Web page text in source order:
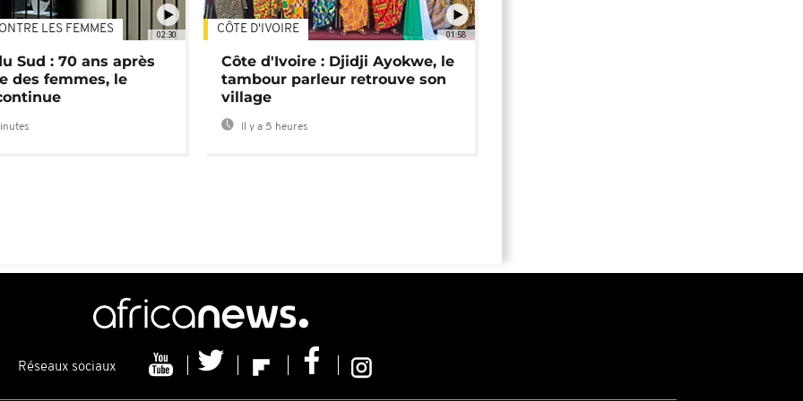
02:30
LES FEMMES
Sud : 70 ans après
des femmes, le
01:58
CÔTE D'IVOIRE
Côte d'Ivoire : Djidji Ayokwe, le
tambour parleur retrouve son
village
Il y a 5 heures
Réseaux sociaux